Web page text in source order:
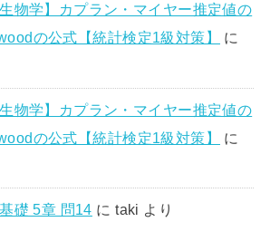
物学】カプラン・マイヤー推定値の
の公式【統計検定1級対策】
に
物学】カプラン・マイヤー推定値の
の公式【統計検定1級対策】
に
礎 5章 問14 にtaki より